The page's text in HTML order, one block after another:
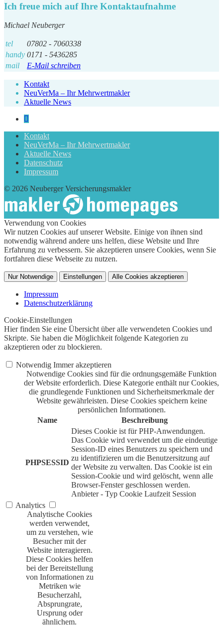
Ich freue mich auf Ihre Kontaktaufnahme
Michael Neuberger
tel
07802 - 7060338
handy 0171 - 5436285
mail
E-Mail schreiben
Kontakt
NeuVerMa – Ihr Mehrwertmakler
Aktuelle News
Kontakt
NeuVerMa – Ihr Mehrwertmakler
Aktuelle News
Datenschutz
Impressum
© 2026 Neuberger Versicherungsmakler
Verwendung von Cookies
Wir nutzen Cookies auf unserer Website. Einige von ihnen sind
notwendig während andere uns helfen, diese Website und Ihre
Erfahrung zu verbessern. Sie akzeptieren unsere Cookies, wenn Sie
fortfahren diese Webseite zu nutzen.
Nur Notwendige Einstellungen Alle Cookies akzeptieren
Impressum
Datenschutzerklärung
Cookie-Einstellungen
Hier finden Sie eine Übersicht über alle verwendeten Cookies und
Skripte. Sie haben die Möglichkeit folgende Kategorien zu
akzeptieren oder zu blockieren.
Notwendig Immer akzeptieren
Notwendige Cookies sind für die ordnungsgemäße Funktion
der Website erforderlich. Diese Kategorie enthält nur Cookies,
die grundlegende Funktionen und Sicherheitsmerkmale der
Website gewährleisten. Diese Cookies speichern keine
persönlichen Informationen.
Name
Beschreibung
PHPSESSID
Dieses Cookie ist für PHP-Anwendungen.
Das Cookie wird verwendet um die eindeutige
Session-ID eines Benutzers zu speichern und
zu identifizieren um die Benutzersitzung auf
der Website zu verwalten. Das Cookie ist ein
Session-Cookie und wird gelöscht, wenn alle
Browser-Fenster geschlossen werden.
Anbieter - Typ Cookie Laufzeit Session
Analytics
Analytische Cookies
werden verwendet,
um zu verstehen, wie
Besucher mit der
Website interagieren.
Diese Cookies helfen
bei der Bereitstellung
von Informationen zu
Metriken wie
Besucherzahl,
Absprungrate,
Ursprung oder
ähnlichem.